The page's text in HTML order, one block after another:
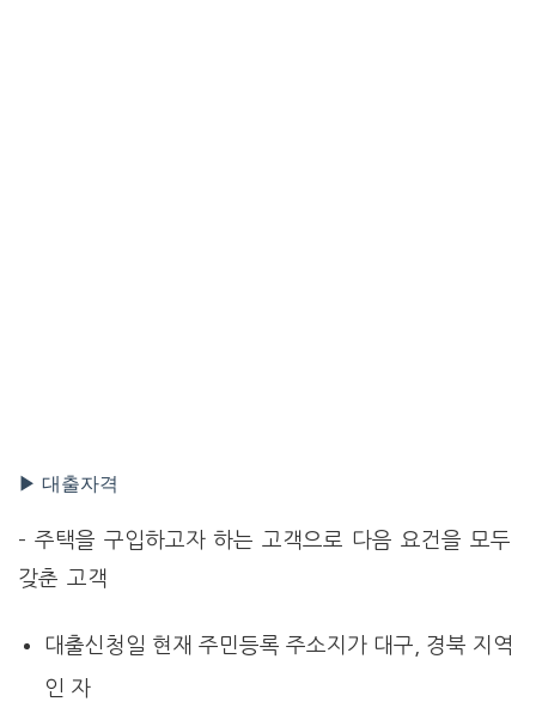
▶ 대출자격
– 주택을 구입하고자 하는 고객으로 다음 요건을 모두
갖춘 고객
대출신청일 현재 주민등록 주소지가 대구, 경북 지역
인 자